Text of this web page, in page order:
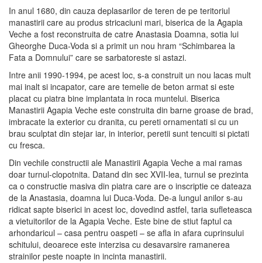
In anul 1680, din cauza deplasarilor de teren de pe teritoriul
manastirii care au produs stricaciuni mari, biserica de la Agapia
Veche a fost reconstruita de catre Anastasia Doamna, sotia lui
Gheorghe Duca-Voda si a primit un nou hram “Schimbarea la
Fata a Domnului” care se sarbatoreste si astazi.
Intre anii 1990-1994, pe acest loc, s-a construit un nou lacas mult
mai inalt si incapator, care are temelie de beton armat si este
placat cu piatra bine implantata in roca muntelui. Biserica
Manastirii Agapia Veche este construita din barne groase de brad,
imbracate la exterior cu dranita, cu pereti ornamentati si cu un
brau sculptat din stejar iar, in interior, peretii sunt tencuiti si pictati
cu fresca.
Din vechile constructii ale Manastirii Agapia Veche a mai ramas
doar turnul-clopotnita. Datand din sec XVII-lea, turnul se prezinta
ca o constructie masiva din piatra care are o inscriptie ce dateaza
de la Anastasia, doamna lui Duca-Voda. De-a lungul anilor s-au
ridicat sapte biserici in acest loc, dovedind astfel, taria sufleteasca
a vietuitorilor de la Agapia Veche. Este bine de stiut faptul ca
arhondaricul – casa pentru oaspeti – se afla in afara cuprinsului
schitului, deoarece este interzisa cu desavarsire ramanerea
strainilor peste noapte in incinta manastirii.